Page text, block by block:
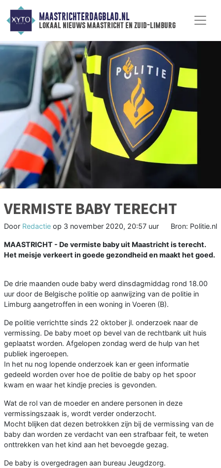
MAASTRICHTERDAGBLAD.NL
lokaal nieuws maastricht en zuid-limburg
VERMISTE BABY TERECHT
Door Redactie op 3 november 2020, 20:57 uur Bron: Politie.nl
MAASTRICHT - De vermiste baby uit Maastricht is terecht.
Het meisje verkeert in goede gezondheid en maakt het goed.
De drie maanden oude baby werd dinsdagmiddag rond 18.00
uur door de Belgische politie op aanwijzing van de politie in
Limburg aangetroffen in een woning in Voeren (B).
De politie verrichtte sinds 22 oktober jl. onderzoek naar de
vermissing. De baby moet op bevel van de rechtbank uit huis
geplaatst worden. Afgelopen zondag werd de hulp van het
publiek ingeroepen.
In het nu nog lopende onderzoek kan er geen informatie
gedeeld worden over hoe de politie de baby op het spoor
kwam en waar het kindje precies is gevonden.
Wat de rol van de moeder en andere personen in deze
vermissingszaak is, wordt verder onderzocht.
Mocht blijken dat dezen betrokken zijn bij de vermissing van de
baby dan worden ze verdacht van een strafbaar feit, te weten
onttrekken van het kind aan het bevoegde gezag.
De baby is overgedragen aan bureau Jeugdzorg.